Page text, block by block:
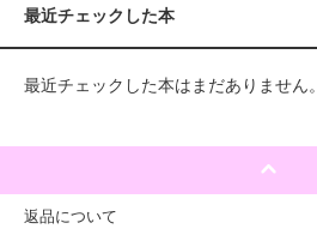
最近チェックした本
最近チェックした本はまだありません。
返品について